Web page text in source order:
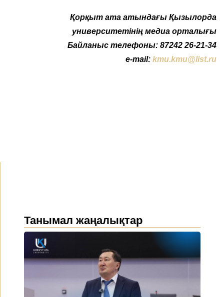
Қорқыт ата атындағы Қызылорда
университетінің медиа орталығы
Байланыс телефоны: 87242 26-21-34
e-mail: kmu.kmu@list.ru
Танымал жаңалықтар